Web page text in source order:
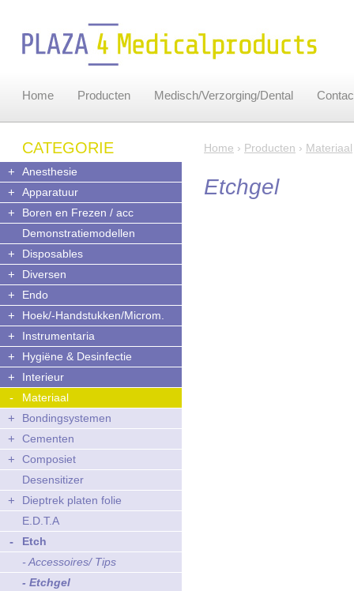
Home Producten Medisch/Verzorging/Dental
CATEGORIE
+ Anesthesie
+ Apparatuur
+
Boren en Frezen / acc
Demonstratiemodellen
+ Disposables
+ Diversen
+ Endo
+ Hoek/-Handstukken/Microm.
+ Instrumentaria
+ Hygiëne & Desinfectie
+ Interieur
- Materiaal
+ Bondingsystemen
+ Cementen
+
Composiet
Desensitizer
+
Dieptrek platen folie
E.D.T.A
-
Etch
- Accessoires/ Tips
- Etchgel
Home › Producten › Materiaal
Etchgel